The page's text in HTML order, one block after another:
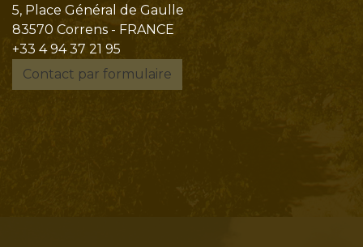
5, Place Général de Gaulle
83570 Correns - FRANCE
+33 4 94 37 21 95
Contact par formulaire